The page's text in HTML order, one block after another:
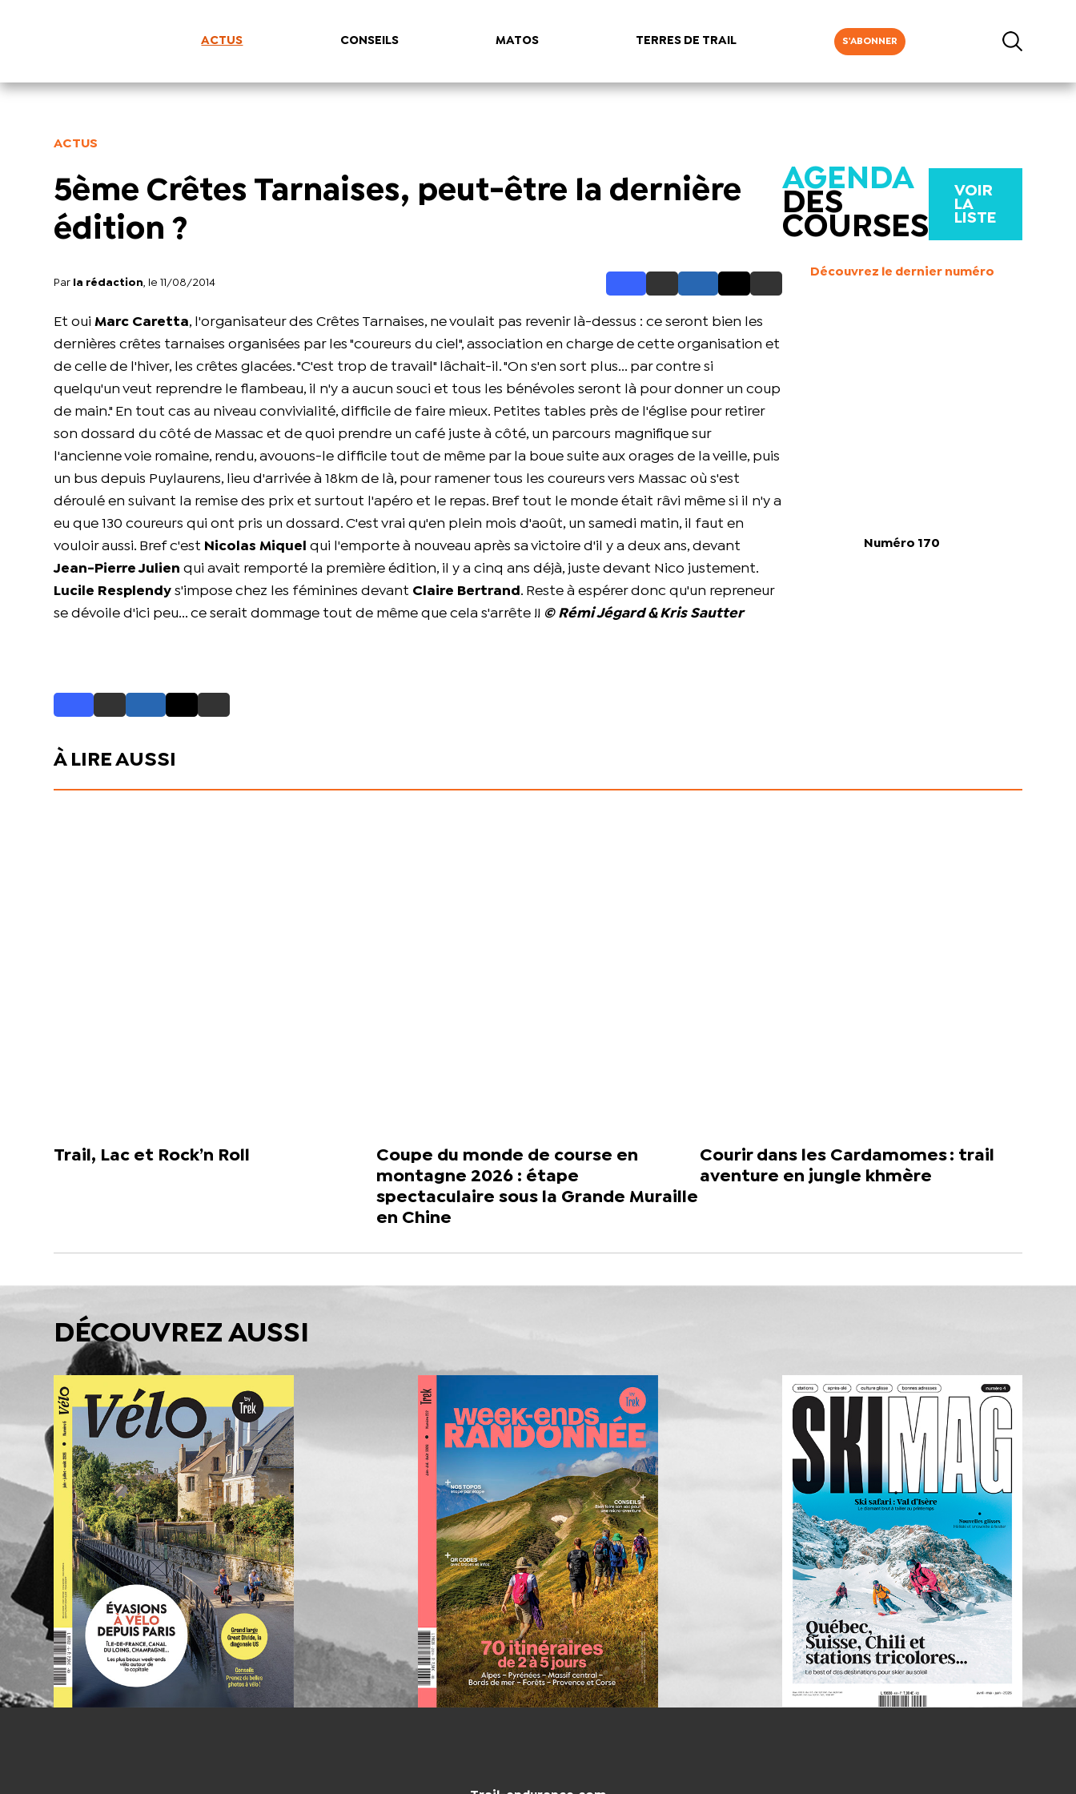
ACTUS CONSEILS MATOS TERRES DE TRAIL S'ABONNER
ACTUS
5ème Crêtes Tarnaises, peut-être la dernière
édition ?
Par la rédaction , le 11/08/2014
Et oui Marc Caretta, l'organisateur des Crêtes Tarnaises, ne voulait pas revenir là-dessus : ce seront bien les
dernières crêtes tarnaises organisées par les "coureurs du ciel", association en charge de cette organisation et
de celle de l'hiver, les crêtes glacées. "C'est trop de travail" lâchait-il. "On s'en sort plus... par contre si
quelqu'un veut reprendre le flambeau, il n'y a aucun souci et tous les bénévoles seront là pour donner un coup
de main." En tout cas au niveau convivialité, difficile de faire mieux. Petites tables près de l'église pour retirer
son dossard du côté de Massac et de quoi prendre un café juste à côté, un parcours magnifique sur
l'ancienne voie romaine, rendu, avouons-le difficile tout de même par la boue suite aux orages de la veille, puis
un bus depuis Puylaurens, lieu d'arrivée à 18km de là, pour ramener tous les coureurs vers Massac où s'est
déroulé en suivant la remise des prix et surtout l'apéro et le repas. Bref tout le monde était râvi même si il n'y a
eu que 130 coureurs qui ont pris un dossard. C'est vrai qu'en plein mois d'août, un samedi matin, il faut en
vouloir aussi. Bref c'est Nicolas Miquel
qui l'emporte à nouveau après sa victoire d'il y a deux ans, devant
Jean-Pierre Julien qui avait remporté la première édition, il y a cinq ans déjà, juste devant Nico justement.
Lucile Resplendy s'impose chez les féminines devant Claire Bertrand . Reste à espérer donc qu'un repreneur
se dévoile d'ici peu... ce serait dommage tout de même que cela s'arrête !! © Rémi Jégard & Kris Sautter
AGENDA
DES
COURSES
VOIR
LA
LISTE
Découvrez le dernier numéro
Numéro 170
À LIRE AUSSI
Trail, Lac et Rock’n Roll
Coupe du monde de course en
montagne 2026 : étape
spectaculaire sous la Grande Muraille
en Chine
Courir dans les Cardamomes : trail
aventure en jungle khmère
DÉCOUVREZ AUSSI